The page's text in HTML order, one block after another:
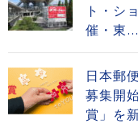
ト・シ
催・東...
日本郵
募集開
賞」を